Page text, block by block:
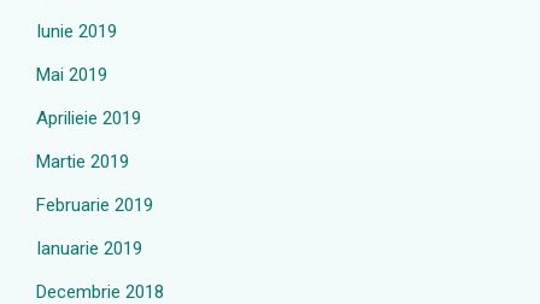
Iunie 2019
Mai 2019
Aprilieie 2019
Martie 2019
Februarie 2019
Ianuarie 2019
Decembrie 2018